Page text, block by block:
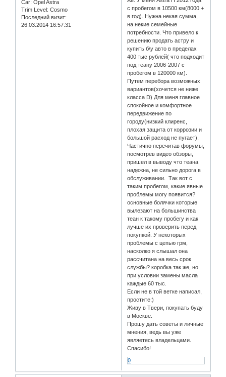
Car: Opel Astra
Trim Level: Cosmo
Последний визит:
26.03.2014 16:57:31
с пробегом в 10500 км(8000 +
в год). Нужна некая сумма,
на некие семейные
потребности. Что привело к
решению продать астру и
купить б\у авто в пределах
400 тыс рублей( что подходит
под теану 2006-2007 с
пробегом в 120000 км).
Путем перебора возможных
вариантов(хочется не ниже
класса D) Для меня главное
спокойное и комфортное
передвижение по
городу(низкий клиренс,
плохая защита от коррозии и
большой расход не пугает).
Частично перечитав форумы,
посмотрев видео обзоры,
пришел в выводу что теана
надежна, не сильно дорога в
обслуживании. Так вот с
таким пробегом, какие явные
проблемы могу появится?
основные болячки которые
вылезают на большинства
теан к такому пробегу и как
лучше их проверить перед
покупкой. У некоторых
проблемы с цепью грм,
насколко я слышал она
рассчитана на весь срок
службы? коробка так же, но
при условии замены масла
каждые 60 тыс.
Если не в той ветке написал,
простите:)
Живу в Твери, покупать буду
в Москве.
Прошу дать советы и личные
мнения, ведь вы уже
являетесь владельцами.
Спасибо!
0